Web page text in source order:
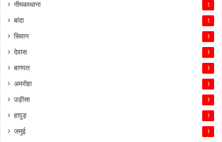
नीमकाथाना 1
बांदा 1
सिवान 1
देवास 1
बागपत 1
अमरोहा 1
उड़ीसा 1
हापुड़ 1
जमुई 1